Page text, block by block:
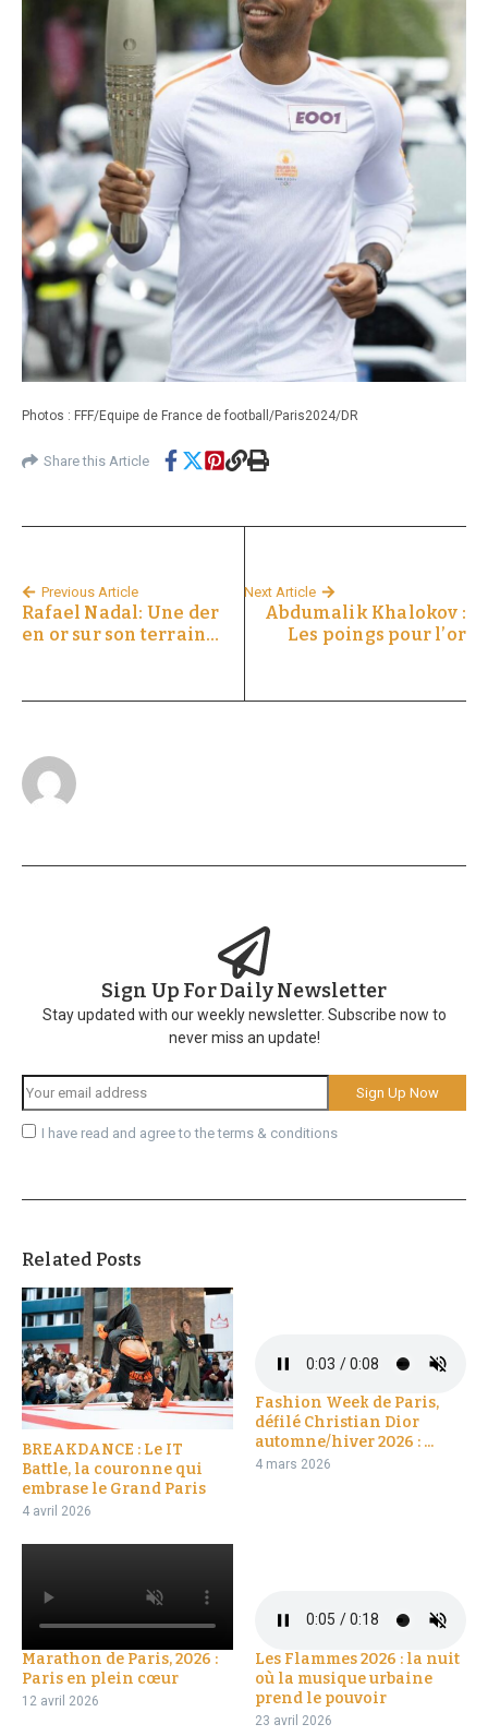
Photos : FFF/Equipe de France de football/Paris2024/DR
Share this Article
Previous Article
Rafael Nadal: Une der
en or sur son terrain…
Next Article
Abdumalik Khalokov :
Les poings pour l’or
Sign Up For Daily Newsletter
Stay updated with our weekly newsletter. Subscribe now to
never miss an update!
I have read and agree to the terms & conditions
Related Posts
BREAKDANCE : Le IT
Battle, la couronne qui
embrase le Grand Paris
4 avril 2026
Fashion Week de Paris,
défilé Christian Dior
automne/hiver 2026 : ...
4 mars 2026
Marathon de Paris, 2026 :
Paris en plein cœur
12 avril 2026
Les Flammes 2026 : la nuit
où la musique urbaine
prend le pouvoir
23 avril 2026